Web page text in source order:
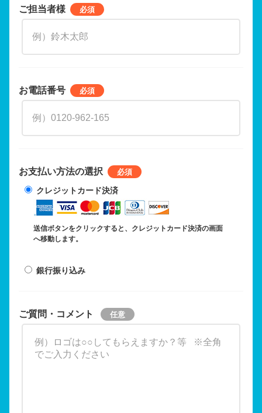
ご担当者様
お電話番号
お支払い方法の選択
クレジットカード決済
送信ボタンをクリックすると、クレジットカード決済の画面
へ移動します。
銀行振り込み
ご質問・コメント